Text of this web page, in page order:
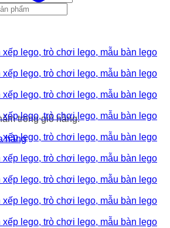
trong giỏ hàng.
hàng